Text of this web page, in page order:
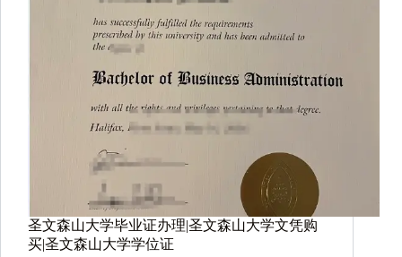
圣文森山大学毕业证办理|圣文森山大学文凭购
买|圣文森山大学学位证